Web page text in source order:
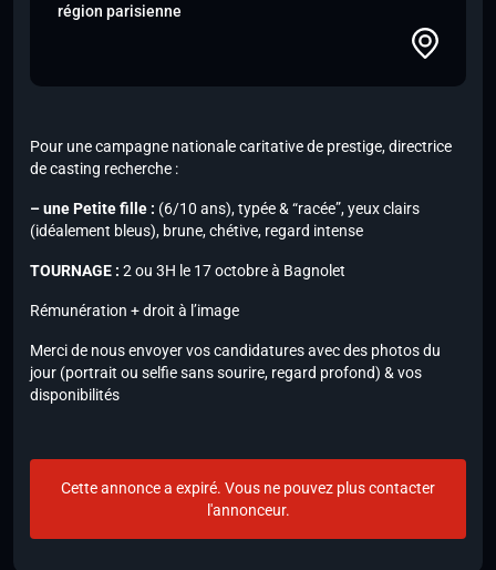
région parisienne
Pour une campagne nationale caritative de prestige, directrice
de casting recherche :
– une Petite fille : (6/10 ans), typée & “racée”, yeux clairs
(idéalement bleus), brune, chétive, regard intense
TOURNAGE : 2 ou 3H le 17 octobre à Bagnolet
Rémunération + droit à l’image
Merci de nous envoyer vos candidatures avec des photos du
jour (portrait ou selfie sans sourire, regard profond) & vos
disponibilités
Cette annonce a expiré. Vous ne pouvez plus contacter
l'annonceur.